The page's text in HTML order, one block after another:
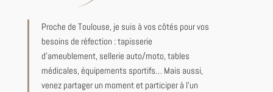
Proche de Toulouse, je suis à vos côtés pour vos
besoins de réfection : tapisserie
d’ameublement, sellerie auto/moto, tables
médicales, équipements sportifs… Mais aussi,
venez partager un moment et participer à l’un